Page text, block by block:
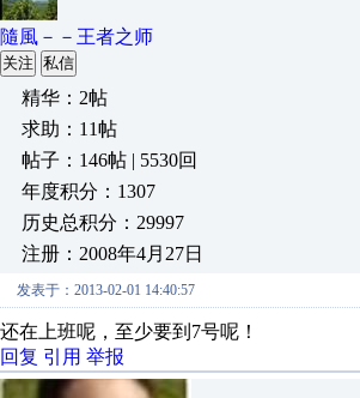
隨風－－王者之师
关注 私信
精华：2帖
求助：11帖
帖子：146帖 | 5530回
年度积分：1307
历史总积分：29997
注册：2008年4月27日
发表于：2013-02-01 14:40:57
还在上班呢，至少要到7号呢！
回复 引用 举报